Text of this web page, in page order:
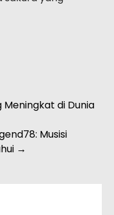
Meningkat di Dunia
Musisi
→